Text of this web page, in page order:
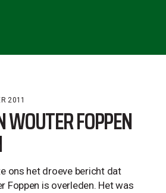
2011
WOUTER FOPPEN
ons het droeve bericht dat
Foppen is overleden. Het was